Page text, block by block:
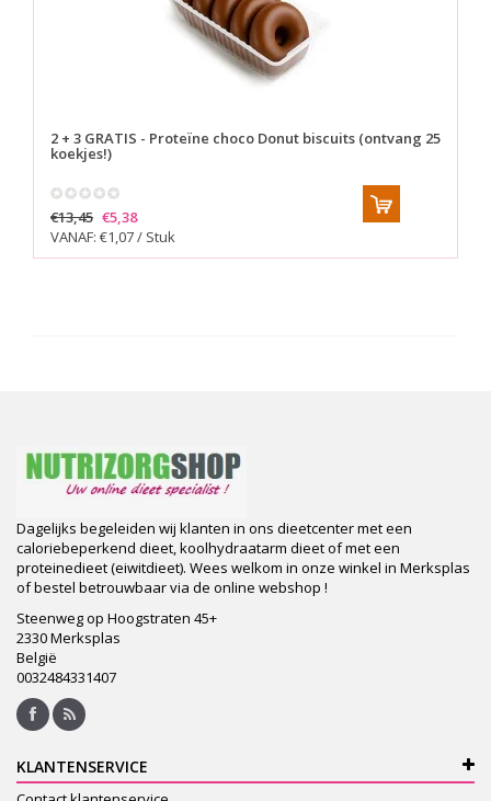
2 + 3 GRATIS - Proteïne choco Donut biscuits (ontvang 25
koekjes!)
€13,45 €5,38
VANAF: €1,07 / Stuk
Dagelijks begeleiden wij klanten in ons dieetcenter met een
caloriebeperkend dieet, koolhydraatarm dieet of met een
proteinedieet (eiwitdieet). Wees welkom in onze winkel in Merksplas
of bestel betrouwbaar via de online webshop !
Steenweg op Hoogstraten 45+
2330 Merksplas
België
0032484331407
KLANTENSERVICE